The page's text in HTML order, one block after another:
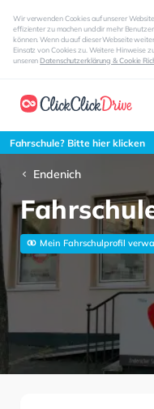
Wir verwenden Cookies auf unserer
effizienter zu machen und dir mehr
können. Wenn du auf dieser Webseite
Einsatz von Cookies zu. Weitere Hinweise
unserenDatenschutzerklärung & Cookie
Fahrschule? Bitte hier klicken
Endenich
Mein Fahrschulprofil